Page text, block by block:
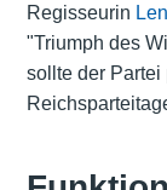
Regisseurin
"Triumph des
sollte der